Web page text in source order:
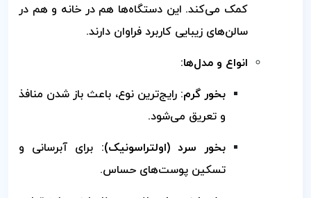
کمک می‌کند. این دستگاه‌ها هم در خانه و هم در
سالن‌های زیبایی کاربرد فراوان دارند.
انواع و مدل‌ها:
بخور گرم: رایج‌ترین نوع، باعث باز شدن منافذ
و تعریق می‌شود.
بخور سرد (اولتراسونیک): برای آبرسانی و
تسکین پوست‌های حساس.